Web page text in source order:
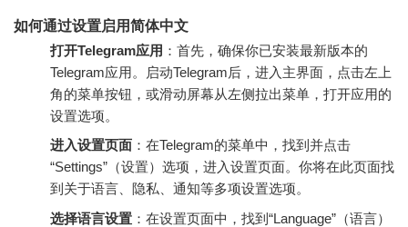
如何通过设置启用简体中文
打开Telegram应用 ：首先，确保你已安装最新版本的
Telegram应用。启动Telegram后，进入主界面，点击左上
角的菜单按钮，或滑动屏幕从左侧拉出菜单，打开应用的
设置选项。
进入设置页面 ：在Telegram的菜单中，找到并点击
“Settings”（设置）选项，进入设置页面。你将在此页面找
到关于语言、隐私、通知等多项设置选项。
选择语言设置 ：在设置页面中，找到“Language”（语言）